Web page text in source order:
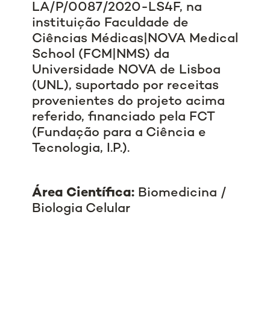
LA/P/0087/2020-LS4F, na
instituição Faculdade de
Ciências Médicas|NOVA Medical
School (FCM|NMS) da
Universidade NOVA de Lisboa
(UNL), suportado por receitas
provenientes do projeto acima
referido, financiado pela FCT
(Fundação para a Ciência e
Tecnologia, I.P.).
Área Científica: Biomedicina /
Biologia Celular